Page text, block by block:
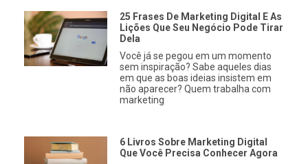
25 Frases De Marketing Digital E As
Lições Que Seu Negócio Pode Tirar
Dela
Você já se pegou em um momento
sem inspiração? Sabe aqueles dias
em que as boas ideias insistem em
não aparecer? Quem trabalha com
marketing
6 Livros Sobre Marketing Digital
Que Você Precisa Conhecer Agora